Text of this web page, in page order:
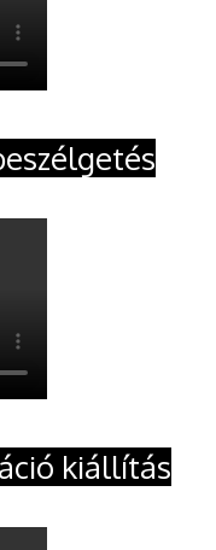
kiállítás